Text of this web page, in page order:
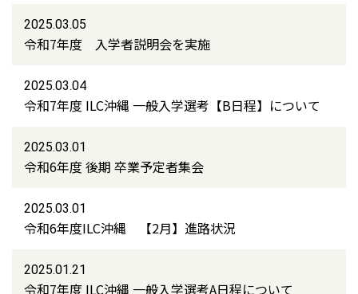
2025.03.05
令和7年度 入学者説明会を実施
2025.03.04
令和7年度 ILC沖縄 一般入学選考【B日程】について
2025.03.01
令和6年度 後期 卒業予定者集会
2025.03.01
令和6年度ILC沖縄 【2月】進路状況
2025.01.21
令和7年度 ILC沖縄 一般入学選考A日程について